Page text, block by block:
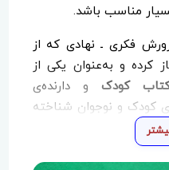
مناسب باشد.
فکری ـ نهادی که از
کتاب کودک و دارنده‌ی
کودک و نوجوان شناخته
و تربیتی کتاب